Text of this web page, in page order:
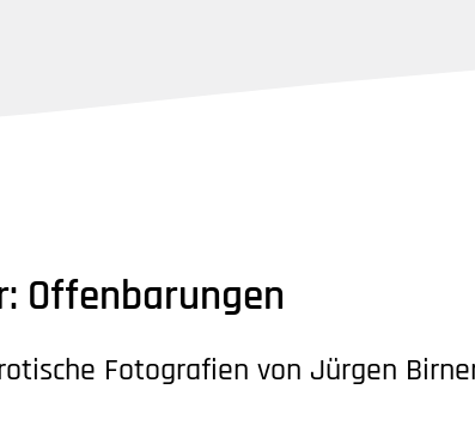
Offenbarungen
Fotografien von Jürgen